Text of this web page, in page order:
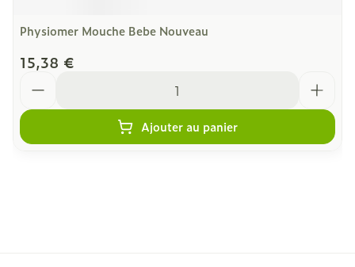
Physiomer Mouche Bebe Nouveau
15,38 €
Ajouter au panier